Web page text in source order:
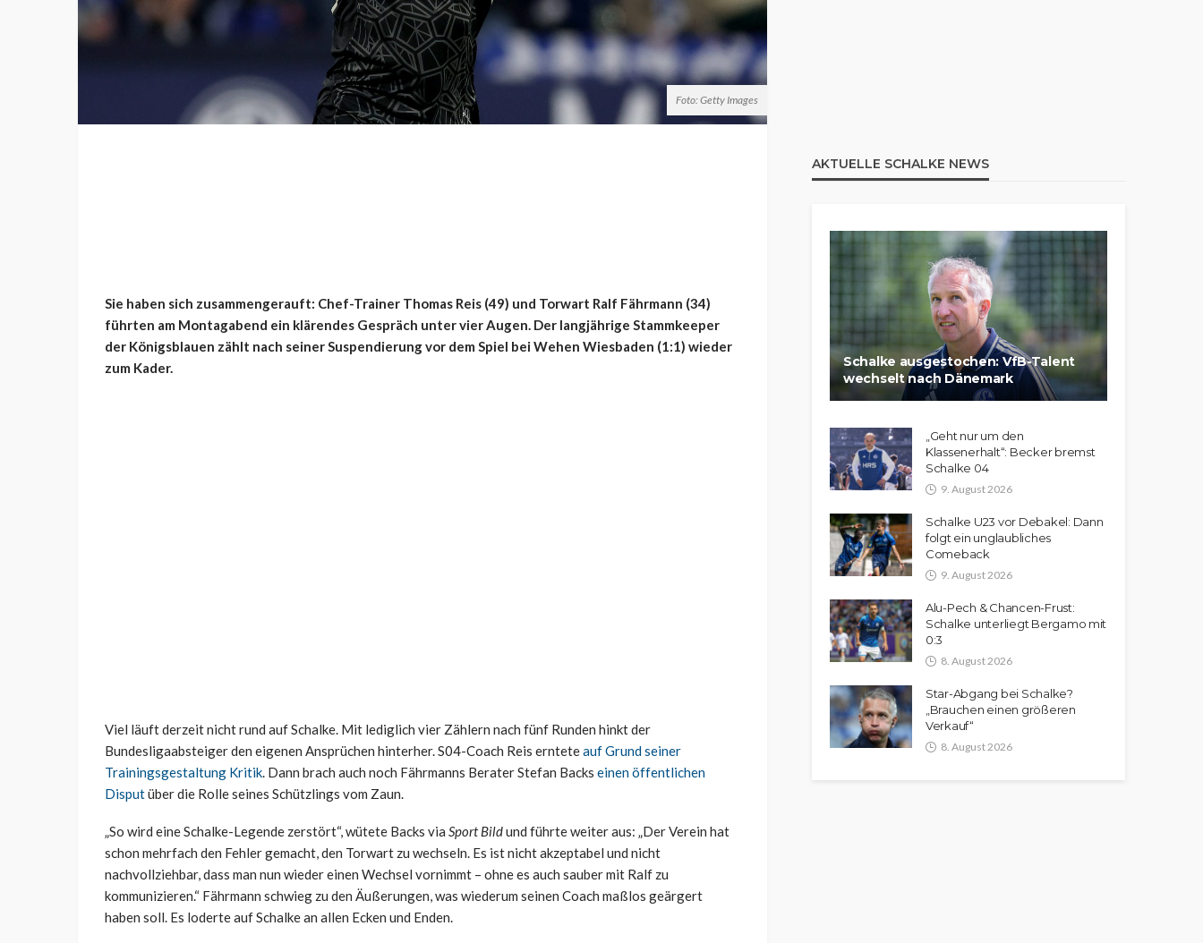
Foto: Getty Images
Sie haben sich zusammengerauft: Chef-Trainer Thomas Reis (49) und Torwart Ralf Fährmann (34)
führten am Montagabend ein klärendes Gespräch unter vier Augen. Der langjährige Stammkeeper
der Königsblauen zählt nach seiner Suspendierung vor dem Spiel bei Wehen Wiesbaden (1:1) wieder
zum Kader.
Viel läuft derzeit nicht rund auf Schalke. Mit lediglich vier Zählern nach fünf Runden hinkt der
Bundesligaabsteiger den eigenen Ansprüchen hinterher. S04-Coach Reis ernteteauf Grund seiner
Trainingsgestaltung Kritik. Dann brach auch noch Fährmanns Berater Stefan Backs einen öffentlichen
Disputüber die Rolle seines Schützlings vom Zaun.
„So wird eine Schalke-Legende zerstört“, wütete Backs via Sport Bildund führte weiter aus: „Der Verein hat
schon mehrfach den Fehler gemacht, den Torwart zu wechseln. Es ist nicht akzeptabel und nicht
nachvollziehbar, dass man nun wieder einen Wechsel vornimmt – ohne es auch sauber mit Ralf zu
kommunizieren.“ Fährmann schwieg zu den Äußerungen, was wiederum seinen Coach maßlos geärgert
haben soll. Es loderte auf Schalke an allen Ecken und Enden.
AKTUELLE SCHALKE NEWS
Schalke ausgestochen: VfB-Talent
wechselt nach Dänemark
„Geht nur um den
Klassenerhalt“: Becker bremst
Schalke 04
9. August 2026
Schalke U23 vor Debakel: Dann
folgt ein unglaubliches
Comeback
9. August 2026
Alu-Pech & Chancen-Frust:
Schalke unterliegt Bergamo mit
0:3
8. August 2026
Star-Abgang bei Schalke?
„Brauchen einen größeren
Verkauf“
8. August 2026